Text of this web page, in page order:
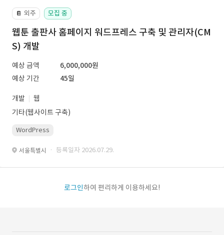
📔 외주 모집 중
웹툰 출판사 홈페이지 워드프레스 구축 및 관리자(CM
S) 개발
예상 금액
6,000,000원
예상 기간
45일
개발
웹
기타(웹사이트 구축)
WordPress
서울특별시 · 등록일자 2026.07.29.
로그인하여 편리하게 이용하세요!